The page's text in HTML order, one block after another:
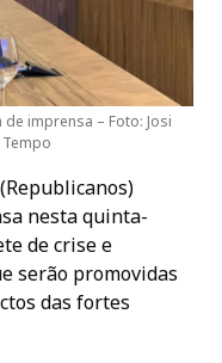
imprensa – Foto: Josi
nesta quinta-
de crise e
serão promovidas
das fortes